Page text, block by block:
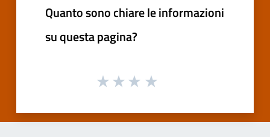
Quanto sono chiare le informazioni
su questa pagina?